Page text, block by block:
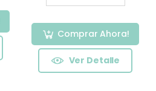
Comprar Ahora!
Ver Detalle